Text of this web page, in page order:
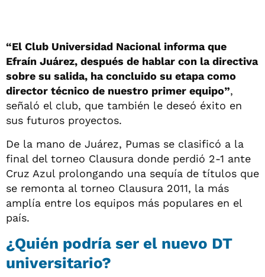
“El Club Universidad Nacional informa que
Efraín Juárez, después de hablar con la directiva
sobre su salida, ha concluido su etapa como
director técnico de nuestro primer equipo”,
señaló el club, que también le deseó éxito en
sus futuros proyectos.
De la mano de Juárez, Pumas se clasificó a la
final del torneo Clausura donde perdió 2-1 ante
Cruz Azul prolongando una sequía de títulos que
se remonta al torneo Clausura 2011, la más
amplía entre los equipos más populares en el
país.
¿Quién podría ser el nuevo DT
universitario?